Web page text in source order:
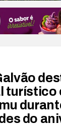
turístico
do